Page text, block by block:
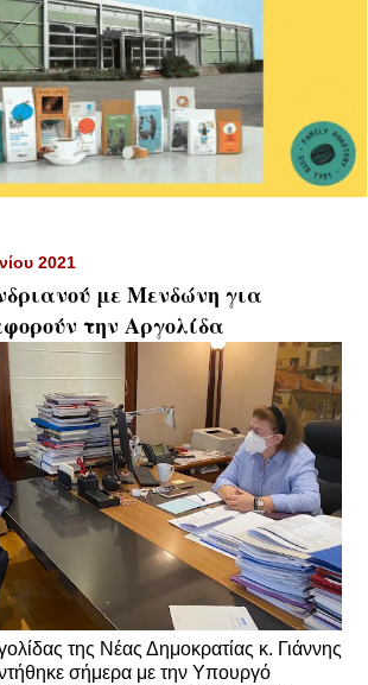
2021
με Μενδώνη για
την Αργολίδα
της Νέας Δημοκρατίας κ. Γιάννης
σήμερα με την Υπουργό